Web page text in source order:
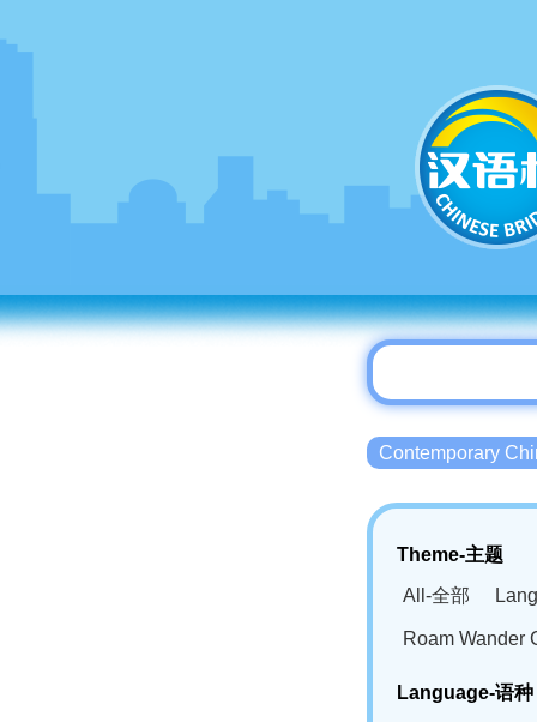
Contemporary
Theme-主题
All-全部
Roam Wander
Language-语种